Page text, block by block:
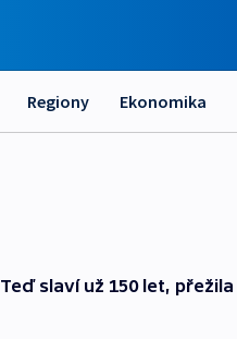
Regiony Ekonomika
slaví už 150 let,